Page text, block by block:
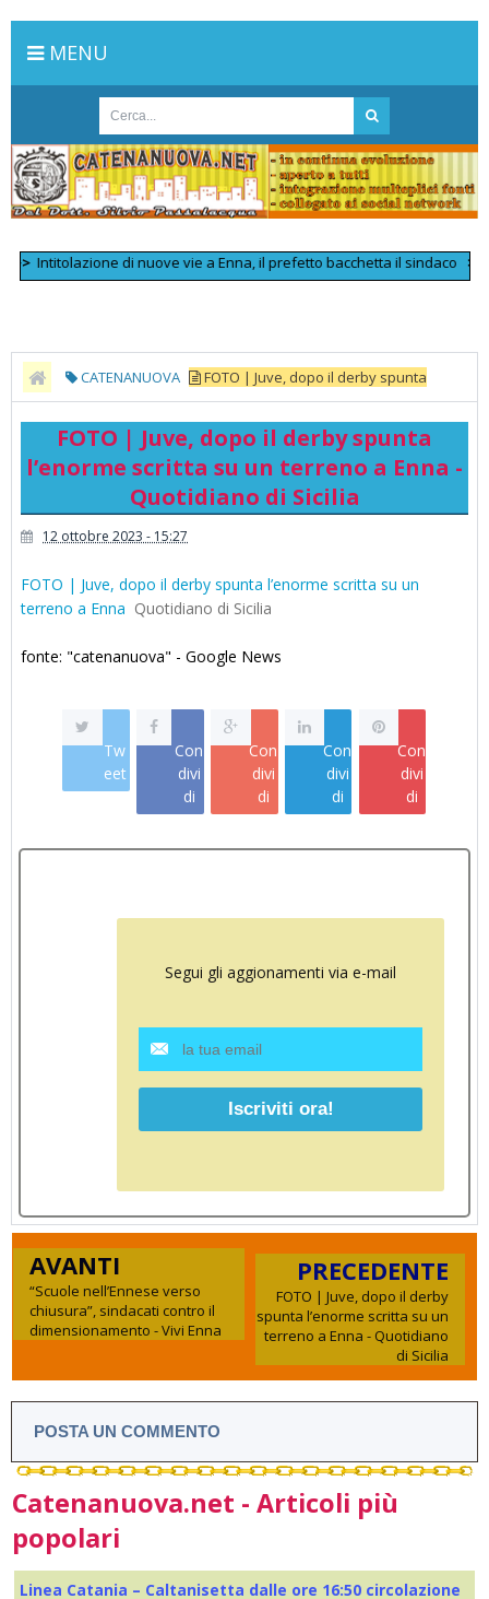
MENU
di nuove vie a Enna, il prefetto bacchetta il sindaco >>
CATENANUOVA FOTO | Juve, dopo il derby spunta
l’enorme scritta su un terreno a Enna - Quotidiano di Sicilia
FOTO | Juve, dopo il derby spunta
l’enorme scritta su un terreno a Enna -
Quotidiano di Sicilia
12 ottobre 2023 - 15:27
FOTO | Juve, dopo il derby spunta l’enorme scritta su un
terreno a Enna Quotidiano di Sicilia
fonte: "catenanuova" - Google News
Tw
eet
Con
divi
di
Con
divi
di
Con
divi
di
Con
divi
di
Segui gli aggionamenti via e-mail
AVANTI
“Scuole nell’Ennese verso
chiusura”, sindacati contro il
dimensionamento - Vivi Enna
PRECEDENTE
FOTO | Juve, dopo il derby
spunta l’enorme scritta su un
terreno a Enna - Quotidiano
di Sicilia
POSTA UN COMMENTO
Catenanuova.net - Articoli più
popolari
Linea Catania – Caltanisetta dalle ore 16:50 circolazione